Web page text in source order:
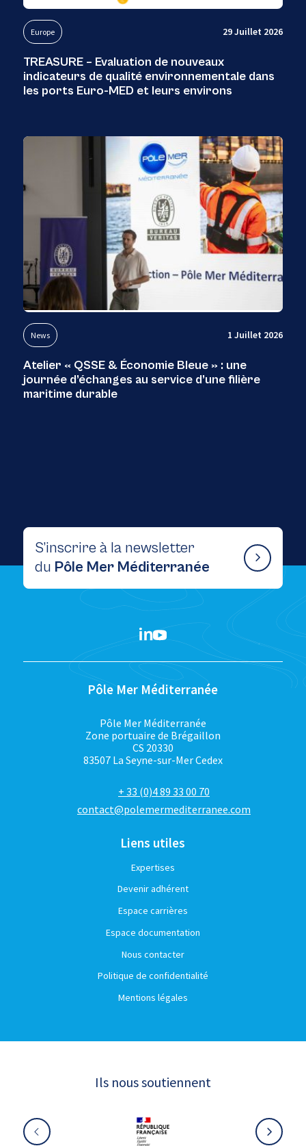
Europe 29 Juillet 2026
TREASURE – Evaluation de nouveaux
indicateurs de qualité environnementale dans
les ports Euro-MED et leurs environs
News 1 Juillet 2026
Atelier « QSSE & Économie Bleue » : une
journée d’échanges au service d’une filière
maritime durable
S’inscrire à la newsletter
du Pôle Mer Méditerranée
Pôle Mer Méditerranée
Pôle Mer Méditerranée
Zone portuaire de Brégaillon
CS 20330
83507 La Seyne-sur-Mer Cedex
+ 33 (0)4 89 33 00 70
contact@polemermediterranee.com
Liens utiles
Expertises
Devenir adhérent
Espace carrières
Espace documentation
Nous contacter
Politique de confidentialité
Mentions légales
Ils nous soutiennent